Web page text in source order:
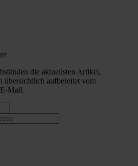
die aktuellsten Artikel,
übersichtlich aufbereitet vom
Mail.